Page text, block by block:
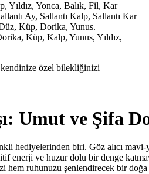
Yıldız, Yonca, Balık, Fil, Kar
Ay, Sallantı Kalp, Sallantı Kar
Düz, Küp, Dorika, Yunus.
Küp, Kalp, Yunus, Yıldız,
özel bilekliğinizi
Umut ve Şifa
hediyelerinden biri. Göz alıcı
enerji ve huzur dolu bir denge
hem ruhunuzu şenlendirecek bir doğa